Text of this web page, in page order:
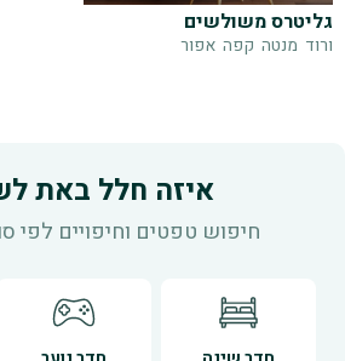
גליטרס משולשים
ורוד מנטה קפה אפור
איזה חלל באת
חיפוש טפטים וחיפויים לפי